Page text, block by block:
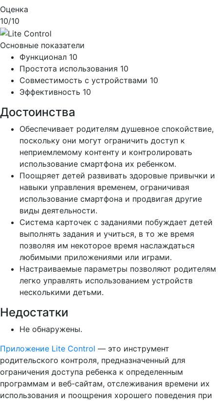
Оценка
10/10
Основные показатели
Функционал 10
Простота использования 10
Совместимость с устройствами 10
Эффективность 10
Достоинства
Обеспечивает родителям душевное спокойствие,
поскольку они могут ограничить доступ к
неприемлемому контенту и контролировать
использование смартфона их ребенком.
Поощряет детей развивать здоровые привычки и
навыки управления временем, ограничивая
использование смартфона и продвигая другие
виды деятельности.
Система карточек с заданиями побуждает детей
выполнять задания и учиться, в то же время
позволяя им некоторое время наслаждаться
любимыми приложениями или играми.
Настраиваемые параметры позволяют родителям
легко управлять использованием устройств
несколькими детьми.
Недостатки
Не обнаружены.
Приложение Lite Control — это инструмент
родительского контроля, предназначенный для
ограничения доступа ребенка к определенным
программам и веб-сайтам, отслеживания времени их
использования и поощрения хорошего поведения при